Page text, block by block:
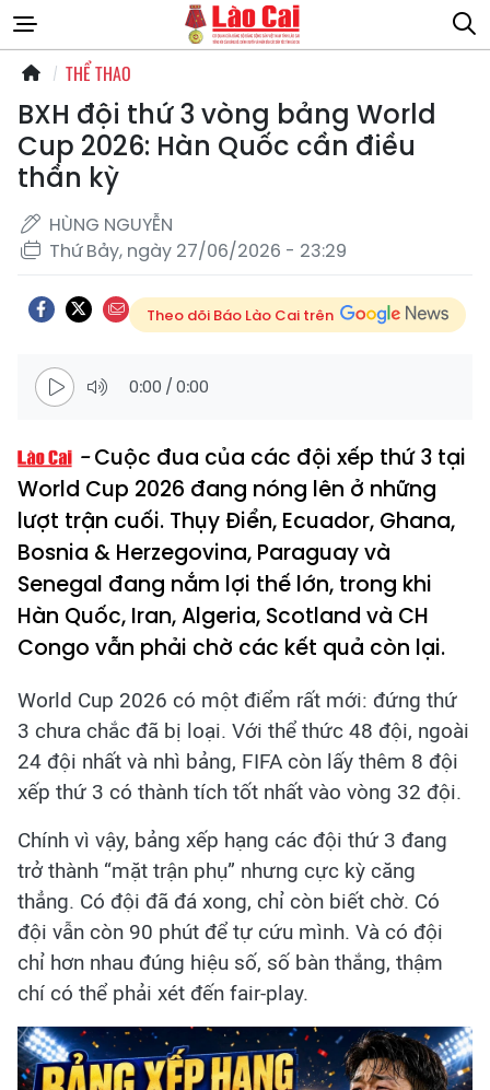
THỂ THAO
BXH đội thứ 3 vòng bảng World
Cup 2026: Hàn Quốc cần điều
thần kỳ
HÙNG NGUYỄN
Thứ Bảy, ngày 27/06/2026 - 23:29
Theo dõi Báo Lào Cai trên
0:00 /0:00
Cuộc đua của các đội xếp thứ 3 tại
World Cup 2026 đang nóng lên ở những
lượt trận cuối. Thụy Điển, Ecuador, Ghana,
Bosnia & Herzegovina, Paraguay và
Senegal đang nắm lợi thế lớn, trong khi
Hàn Quốc, Iran, Algeria, Scotland và CH
Congo vẫn phải chờ các kết quả còn lại.
World Cup 2026 có một điểm rất mới: đứng thứ
3 chưa chắc đã bị loại. Với thể thức 48 đội, ngoài
24 đội nhất và nhì bảng, FIFA còn lấy thêm 8 đội
xếp thứ 3 có thành tích tốt nhất vào vòng 32 đội.
Chính vì vậy, bảng xếp hạng các đội thứ 3 đang
trở thành “mặt trận phụ” nhưng cực kỳ căng
thẳng. Có đội đã đá xong, chỉ còn biết chờ. Có
đội vẫn còn 90 phút để tự cứu mình. Và có đội
chỉ hơn nhau đúng hiệu số, số bàn thắng, thậm
chí có thể phải xét đến fair-play.